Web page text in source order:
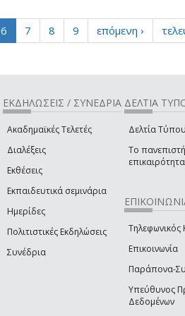
6 7 8 9 επόμενη ›
ΕΚΔΗΛΩΣΕΙΣ / ΣΥΝΕΔΡΙΑ
Ακαδημαϊκές Τελετές
Διαλέξεις
Εκθέσεις
Εκπαιδευτικά σεμινάρια
Ημερίδες
Πολιτιστικές Εκδηλώσεις
Συνέδρια
ΔΕΛΤΙΑ
Δελτία Τύπου
Το
επικαιρότητα
Τηλεφωνικός
Επικοινωνία
Παράπονα-
Υπεύθυνος
Δεδομένων